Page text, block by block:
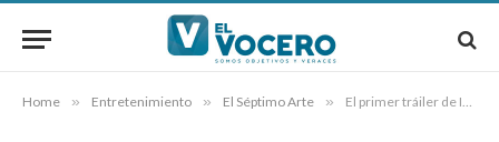
Home » Entretenimiento » El Séptimo Arte » El primer tráiler de Instinto, la serie más erótica donde Mario Casas cumple sus fantasías